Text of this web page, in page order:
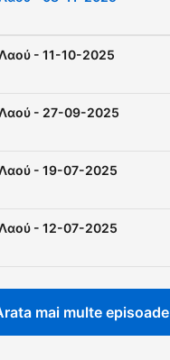
- 11-10-2025
- 27-09-2025
- 19-07-2025
- 12-07-2025
mai multe episoade